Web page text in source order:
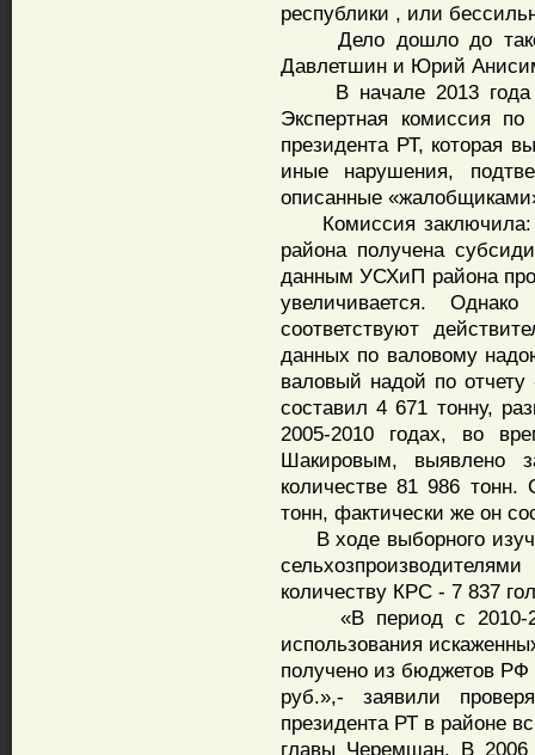
республики , или
Дело дошло до
Давлетшин и Юрий
В начале 2013 года
Экспертная комиссия по
президента РТ, которая
иные нарушения,
описанные
Комиссия заключила:
района получена
данным УСХиП района
увеличивается.
соответствуют
данных по валовому
валовый надой по
составил 4 671 тонну,
2005-2010 годах, во
Шакировым, выявлено
количестве 81 986 тонн.
тонн, фактически же он
В ходе выборного
количеству КРС - 7 837
«В период с 2010-
использования
получено из бюджетов
руб.»,- заявили
президента РТ в районе
главы Черемшан. В